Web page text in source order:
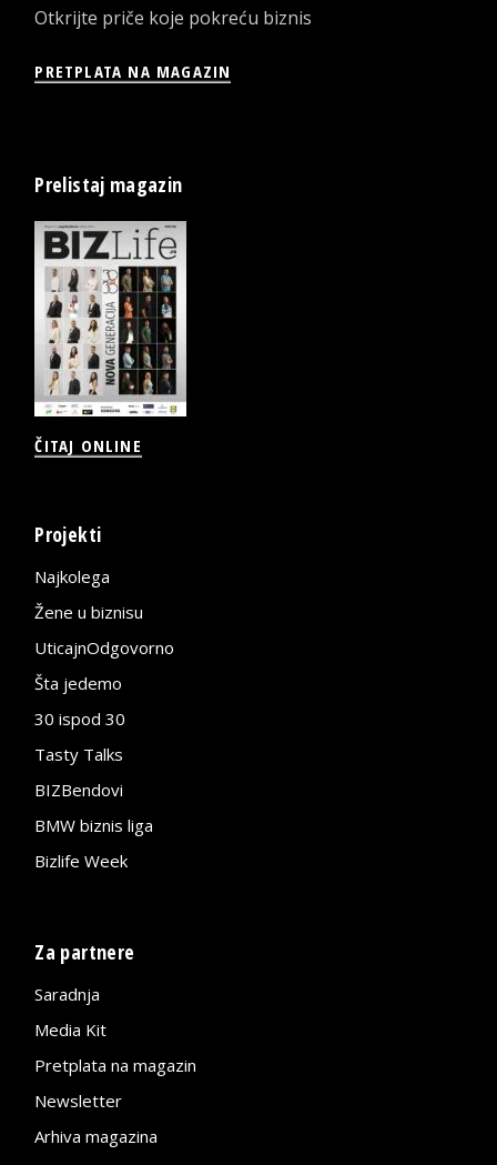
Otkrijte priče koje pokreću biznis
PRETPLATA NA MAGAZIN
Prelistaj magazin
ČITAJ ONLINE
Projekti
Najkolega
Žene u biznisu
UticajnOdgovorno
Šta jedemo
30 ispod 30
Tasty Talks
BIZBendovi
BMW biznis liga
Bizlife Week
Za partnere
Saradnja
Media Kit
Pretplata na magazin
Newsletter
Arhiva magazina